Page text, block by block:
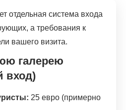
отдельная система входа
а требования к
вашего визита.
галерею
вход)
25 евро (примерно